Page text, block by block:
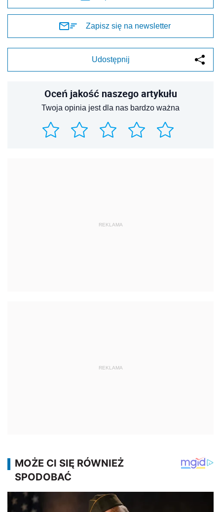
Zapisz się na newsletter
Udostępnij
Oceń jakość naszego artykułu
Twoja opinia jest dla nas bardzo ważna
REKLAMA
REKLAMA